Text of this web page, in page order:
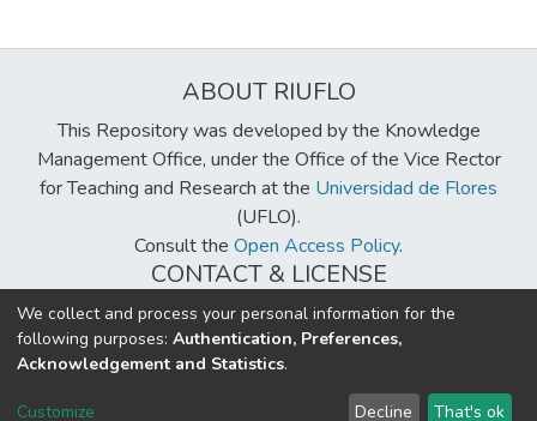
profundizando en marcos interpretativos y
en la formación específica que sostenga el
uso del dibujo como herramienta lúdica. En
este sentido, se destaca la importancia de
una mirada psicopedagógica situada, que
recupere la singularidad del sujeto y el valor
del dibujo como recursos para la lectura
clínica.
ABOUT RIUFLO
This Repository was developed by the Knowledge
Management Office, under the Office of the Vice Rector
for Teaching and Research at the Universidad de Flores
(UFLO).
Consult the Open Access Policy.
CONTACT & LICENSE
biblioteca@uflouniversidad.edu.ar
Creative Commons LicenseBY-NC-ND 4.0
DSpace software copyright © 2002-2026 LYRASIS
We collect and process your personal information for the
following purposes: Authentication, Preferences,
Acknowledgement and Statistics.
Customize Decline That's ok